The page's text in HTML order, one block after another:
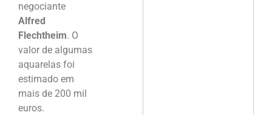
negociante
Alfred
Flechtheim. O
valor de algumas
aquarelas foi
estimado em
mais de 200 mil
euros.